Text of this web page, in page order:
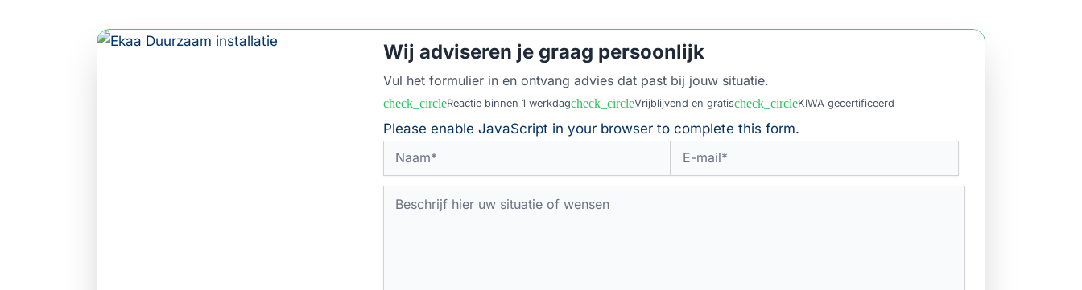
Wij adviseren je graag persoonlijk
Vul het formulier in en ontvang advies dat past bij jouw situatie.
check_circleReactie binnen 1 werkdagcheck_circleVrijblijvend en gratischeck_circleKIWA gecertificeerd
Please enable JavaScript in your browser to complete this form.